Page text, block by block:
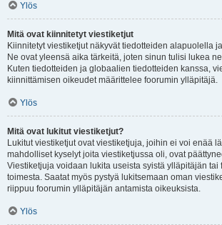
Ylös
Mitä ovat kiinnitetyt viestiketjut
Kiinnitetyt viestiketjut näkyvät tiedotteiden alapuolella
Ne ovat yleensä aika tärkeitä, joten sinun tulisi lukea
Kuten tiedotteiden ja globaalien tiedotteiden kanssa,
kiinnittämisen oikeudet määrittelee foorumin ylläpitäjä.
Ylös
Mitä ovat lukitut viestiketjut?
Lukitut viestiketjut ovat viestiketjuja, joihin ei voi enää
mahdolliset kyselyt joita viestiketjussa oli, ovat
Viestiketjuja voidaan lukita useista syistä ylläpitäjän tai
toimesta. Saatat myös pystyä lukitsemaan oman
riippuu foorumin ylläpitäjän antamista oikeuksista.
Ylös